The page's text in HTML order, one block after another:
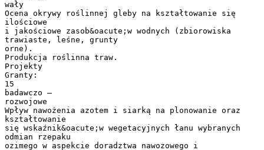
wały
Ocena okrywy roślinnej gleby na kształtowanie się
ilościowe
i jakościowe zasob&oacute;w wodnych (zbiorowiska
trawiaste, leśne, grunty
orne).
Produkcja roślinna traw.
Projekty
Granty:
15
badawczo –
rozwojowe
Wpływ nawożenia azotem i siarką na plonowanie oraz
kształtowanie
się wskaźnik&oacute;w wegetacyjnych łanu wybranych
odmian rzepaku
ozimego w aspekcie doradztwa nawozowego i